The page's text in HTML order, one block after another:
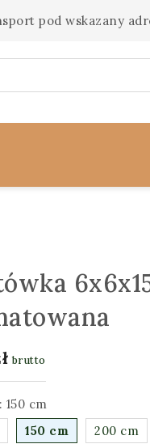
pod wskazany
brutto
: 150 cm
150 cm 200 cm